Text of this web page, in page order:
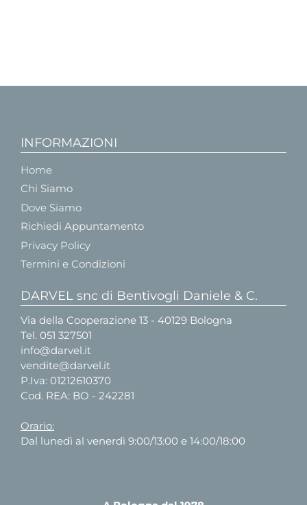
INFORMAZIONI
Home
Chi Siamo
Dove Siamo
Richiedi Appuntamento
Privacy Policy
Termini e Condizioni
DARVEL snc di Bentivogli Daniele & C.
Via della Cooperazione 13 - 40129 Bologna
Tel. 051 327501
info@darvel.it
vendite@darvel.it
P.Iva: 01212610370
Cod. REA: BO - 242281
Orario:
Dal lunedì al venerdì 9:00/13:00 e 14:00/18:00